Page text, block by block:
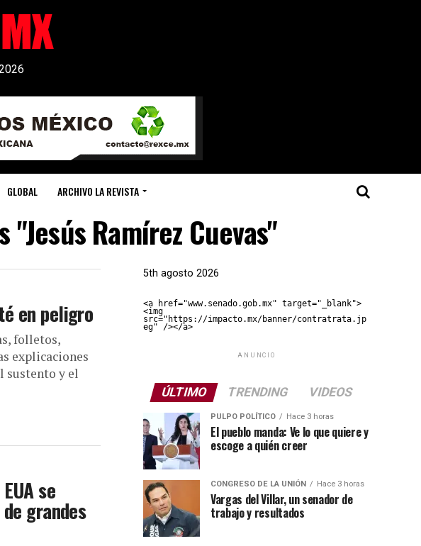
GLOBAL ARCHIVO LA REVISTA
Ramírez Cuevas"
en peligro
folletos,
explicaciones
sustento y el
se
grandes
5th agosto 2026
<a href="www.senado.gob.mx" target="_blank">
<img
src="https://impacto.mx/banner/contratrata.jp
eg" /></a>
ANUNCIO
ÚLTIMO TRENDING VIDEOS
PULPO POLÍTICO Hace 3 horas
El pueblo manda: Ve lo que quiere y
escoge a quién creer
CONGRESO DE LA UNIÓN Hace 3 horas
Vargas del Villar, un senador de
trabajo y resultados